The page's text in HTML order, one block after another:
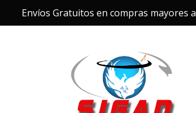
Envíos Gratuitos en compras mayores a